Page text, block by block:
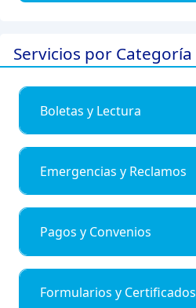
Servicios por Categoría
Boletas y Lectura
Emergencias y Reclamos
Pagos y Convenios
Formularios y Certificados